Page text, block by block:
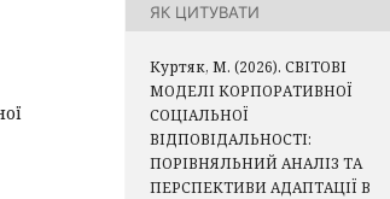
ЯК ЦИТУВАТИ
Куртяк, М. (2026). СВІТОВІ
МОДЕЛІ КОРПОРАТИВНОЇ
СОЦІАЛЬНОЇ
ВІДПОВІДАЛЬНОСТІ:
ПОРІВНЯЛЬНИЙ АНАЛІЗ ТА
ПЕРСПЕКТИВИ АДАПТАЦІЇ В